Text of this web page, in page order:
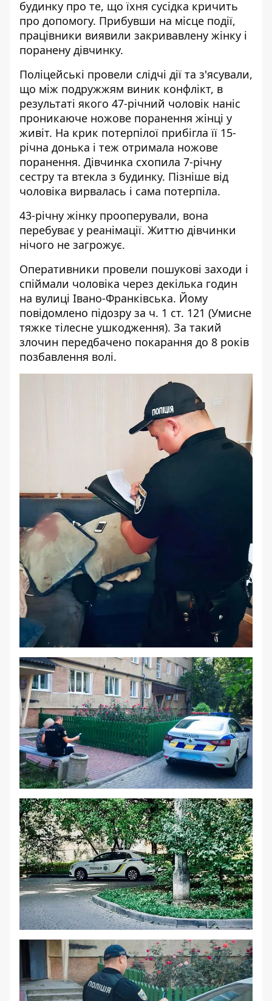
будинку про те, що їхня сусідка кричить
про допомогу. Прибувши на місце події,
працівники виявили закривавлену жінку і
поранену дівчинку.
Поліцейські провели слідчі дії та з'ясували,
що між подружжям виник конфлікт, в
результаті якого 47-річний чоловік наніс
проникаюче ножове поранення жінці у
живіт. На крик потерпілої прибігла її 15-
річна донька і теж отримала ножове
поранення. Дівчинка схопила 7-річну
сестру та втекла з будинку. Пізніше від
чоловіка вирвалась і сама потерпіла.
43-річну жінку прооперували, вона
перебуває у реанімації. Життю дівчинки
нічого не загрожує.
Оперативники провели пошукові заходи і
спіймали чоловіка через декілька годин
на вулиці Івано-Франківська. Йому
повідомлено підозру за ч. 1 ст. 121 (Умисне
тяжке тілесне ушкодження). За такий
злочин передбачено покарання до 8 років
позбавлення волі.